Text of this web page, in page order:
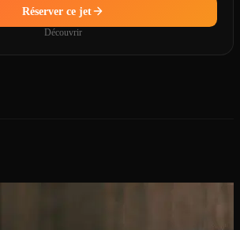
Réserver ce jet
Découvrir